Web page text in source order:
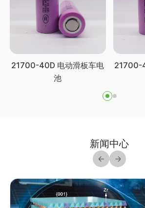
21700-40D 电动滑板车电
池
21700-
新闻中心